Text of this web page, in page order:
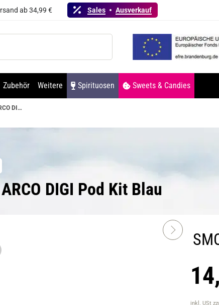
ab 34,99 € Sales Ausverkauf
Zubehör Weitere Spirituosen Sweets & Candies
SMOK ARCO DIGI Pod Kit Blau
DIGI Pod Kit Blau
inkl. USt